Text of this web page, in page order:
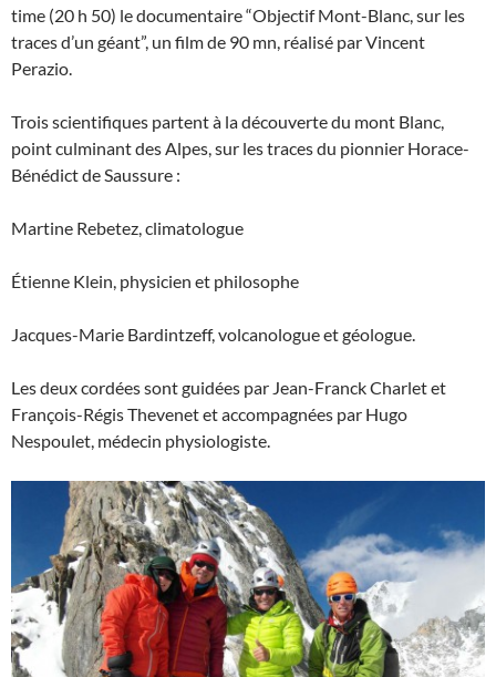
time (20 h 50) le documentaire “Objectif Mont-Blanc, sur les
traces d’un géant”, un film de 90 mn, réalisé par Vincent
Perazio.
Trois scientifiques partent à la découverte du mont Blanc,
point culminant des Alpes, sur les traces du pionnier Horace-
Bénédict de Saussure :
Martine Rebetez, climatologue
Étienne Klein, physicien et philosophe
Jacques-Marie Bardintzeff, volcanologue et géologue.
Les deux cordées sont guidées par Jean-Franck Charlet et
François-Régis Thevenet et accompagnées par Hugo
Nespoulet, médecin physiologiste.